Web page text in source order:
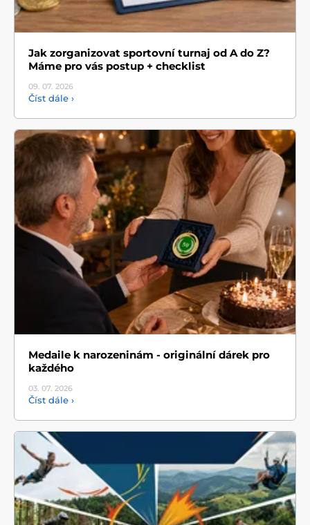
Jak zorganizovat sportovní turnaj od A do Z?
Máme pro vás postup + checklist
09. 07. 2026
Číst dále ›
Medaile k narozeninám - originální dárek pro
každého
03. 07. 2026
Číst dále ›